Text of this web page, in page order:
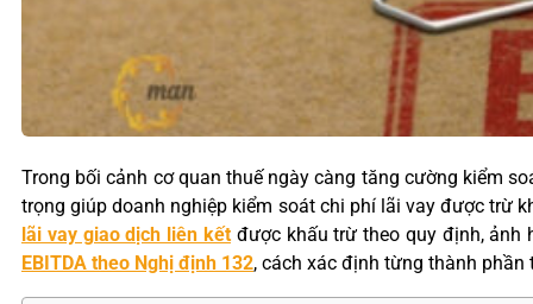
Trong bối cảnh cơ quan thuế ngày càng tăng cường kiểm
trọng giúp doanh nghiệp kiểm soát chi phí lãi vay được trừ
lãi vay giao dịch liên kếtđược khấu trừ theo quy định, ảnh
EBITDA theo Nghị định 132, cách xác định từng thành